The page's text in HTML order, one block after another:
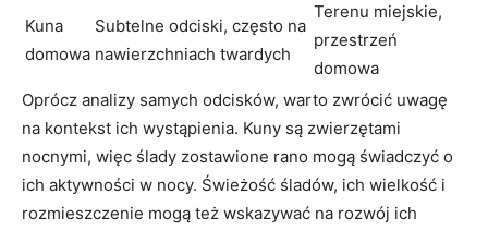
Kuna
domowa
Subtelne odciski, często na
nawierzchniach twardych
Terenu miejskie,
przestrzeń
domowa
Oprócz analizy samych odcisków, warto zwrócić uwagę
na kontekst ich wystąpienia. Kuny są zwierzętami
nocnymi, więc ślady zostawione rano mogą świadczyć o
ich aktywności w nocy. Świeżość śladów, ich wielkość i
rozmieszczenie mogą też wskazywać na rozwój ich